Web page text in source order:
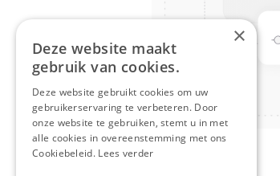
×
Deze website maakt
gebruik van cookies.
Deze website gebruikt cookies om uw
gebruikerservaring te verbeteren. Door
onze website te gebruiken, stemt u in met
alle cookies in overeenstemming met ons
Cookiebeleid. Lees verder